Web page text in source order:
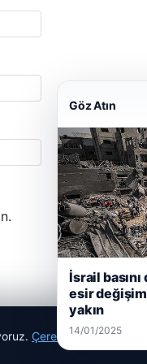
Çerez Politikamız
Göz Atın
İsrail
esir
yakın
14/01/2025